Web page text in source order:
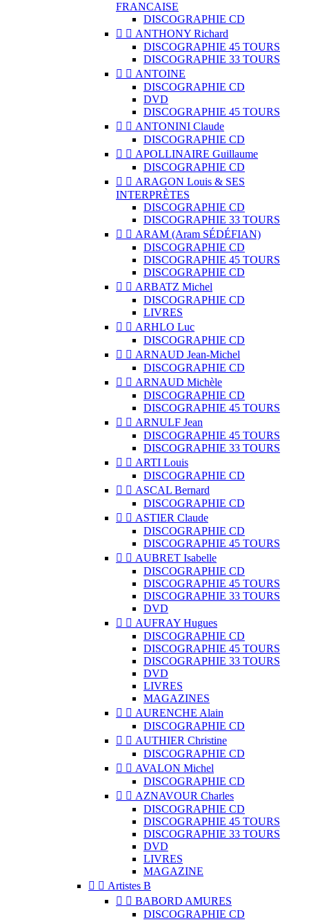
FRANCAISE
DISCOGRAPHIE CD
  ANTHONY Richard
DISCOGRAPHIE 45 TOURS
DISCOGRAPHIE 33 TOURS
  ANTOINE
DISCOGRAPHIE CD
DVD
DISCOGRAPHIE 45 TOURS
  ANTONINI Claude
DISCOGRAPHIE CD
  APOLLINAIRE Guillaume
DISCOGRAPHIE CD
  ARAGON Louis & SES
INTERPRÈTES
DISCOGRAPHIE CD
DISCOGRAPHIE 33 TOURS
  ARAM (Aram SÉDÉFIAN)
DISCOGRAPHIE CD
DISCOGRAPHIE 45 TOURS
DISCOGRAPHIE CD
  ARBATZ Michel
DISCOGRAPHIE CD
LIVRES
  ARHLO Luc
DISCOGRAPHIE CD
  ARNAUD Jean-Michel
DISCOGRAPHIE CD
  ARNAUD Michèle
DISCOGRAPHIE CD
DISCOGRAPHIE 45 TOURS
  ARNULF Jean
DISCOGRAPHIE 45 TOURS
DISCOGRAPHIE 33 TOURS
  ARTI Louis
DISCOGRAPHIE CD
  ASCAL Bernard
DISCOGRAPHIE CD
  ASTIER Claude
DISCOGRAPHIE CD
DISCOGRAPHIE 45 TOURS
  AUBRET Isabelle
DISCOGRAPHIE CD
DISCOGRAPHIE 45 TOURS
DISCOGRAPHIE 33 TOURS
DVD
  AUFRAY Hugues
DISCOGRAPHIE CD
DISCOGRAPHIE 45 TOURS
DISCOGRAPHIE 33 TOURS
DVD
LIVRES
MAGAZINES
  AURENCHE Alain
DISCOGRAPHIE CD
  AUTHIER Christine
DISCOGRAPHIE CD
  AVALON Michel
DISCOGRAPHIE CD
  AZNAVOUR Charles
DISCOGRAPHIE CD
DISCOGRAPHIE 45 TOURS
DISCOGRAPHIE 33 TOURS
DVD
LIVRES
MAGAZINE
  Artistes B
  BABORD AMURES
DISCOGRAPHIE CD